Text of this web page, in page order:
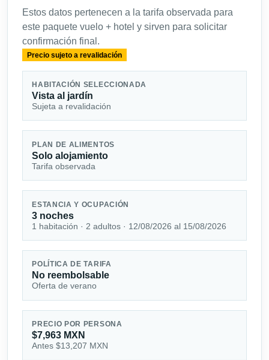
Estos datos pertenecen a la tarifa observada para
este paquete vuelo + hotel y sirven para solicitar
confirmación final.
Precio sujeto a revalidación
HABITACIÓN SELECCIONADA
Vista al jardín
Sujeta a revalidación
PLAN DE ALIMENTOS
Solo alojamiento
Tarifa observada
ESTANCIA Y OCUPACIÓN
3 noches
1 habitación · 2 adultos · 12/08/2026 al 15/08/2026
POLÍTICA DE TARIFA
No reembolsable
Oferta de verano
PRECIO POR PERSONA
$7,963 MXN
Antes $13,207 MXN